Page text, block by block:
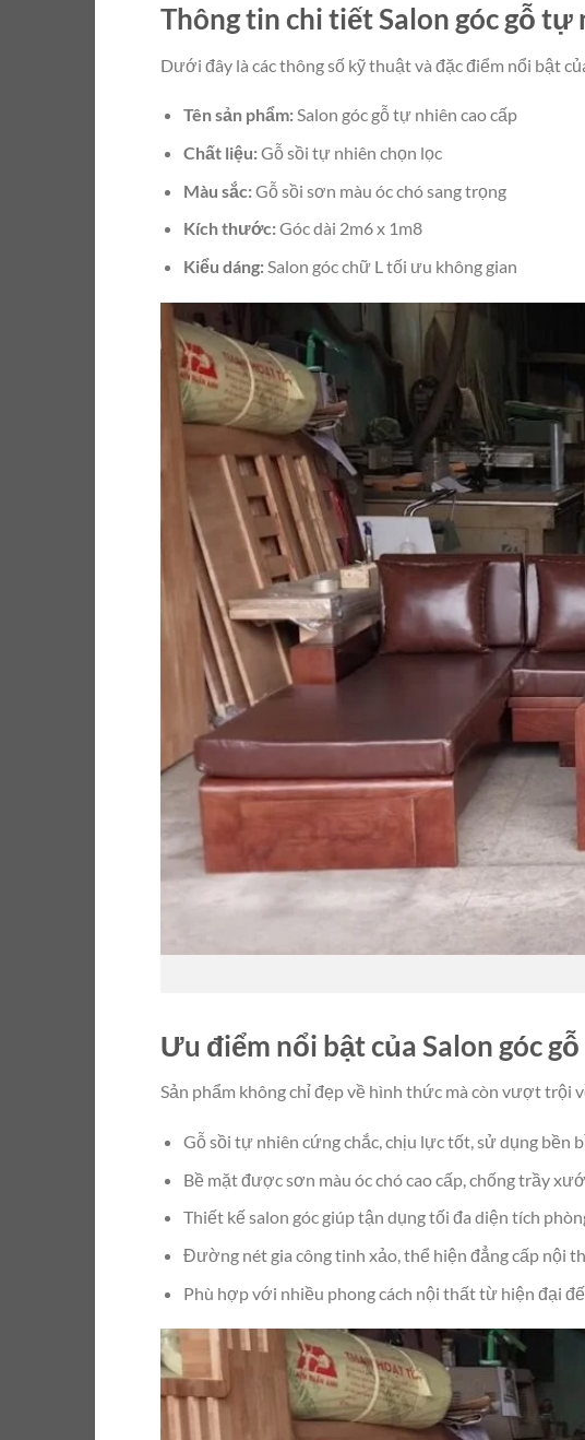
Thông tin chi tiết Salon góc gỗ tự
Dưới đây là các thông số kỹ thuật và đặc điểm nổi bật
Tên sản phẩm:Salon góc gỗ tự nhiên cao cấp
Chất liệu:Gỗ sồi tự nhiên chọn lọc
Màu sắc:Gỗ sồi sơn màu óc chó sang trọng
Kích thước:Góc dài 2m6 x 1m8
Kiểu dáng:Salon góc chữ L tối ưu không gian
Ưu điểm nổi bật của Salon góc
Sản phẩm không chỉ đẹp về hình thức mà còn vượt trội
Gỗ sồi tự nhiên cứng chắc, chịu lực tốt, sử dụng bền
Bề mặt được sơn màu óc chó cao cấp, chống trầy
Thiết kế salon góc giúp tận dụng tối đa diện tích
Đường nét gia công tinh xảo, thể hiện đẳng cấp nội
Phù hợp với nhiều phong cách nội thất từ hiện đại